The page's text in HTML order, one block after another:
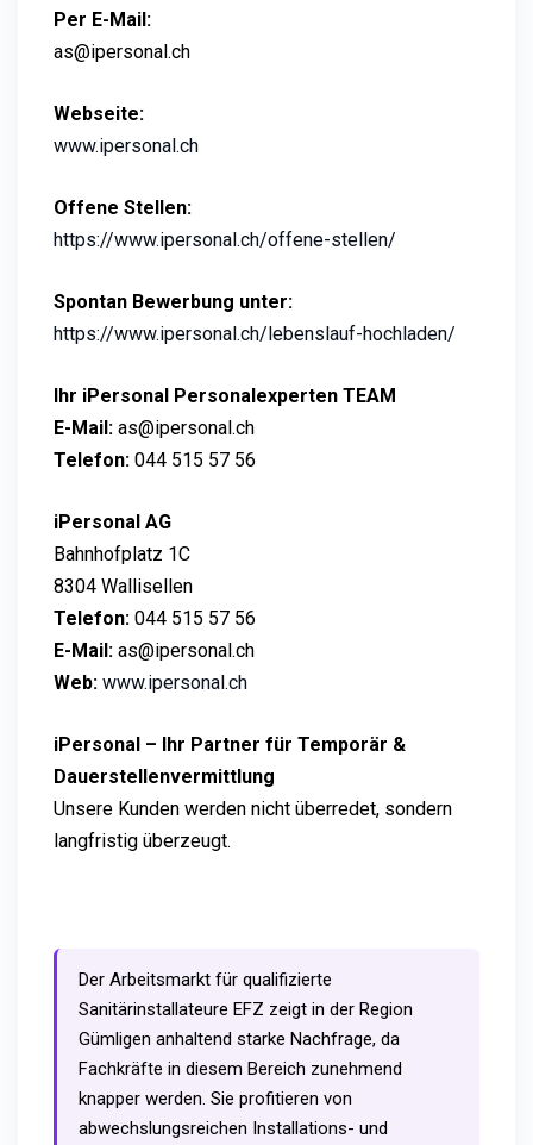
Per E-Mail:
as@ipersonal.ch
Webseite:
www.ipersonal.ch
Offene Stellen:
https://www.ipersonal.ch/offene-stellen/
Spontan Bewerbung unter:
https://www.ipersonal.ch/lebenslauf-hochladen/
Ihr iPersonal Personalexperten TEAM
E-Mail: as@ipersonal.ch
Telefon: 044 515 57 56
iPersonal AG
Bahnhofplatz 1C
8304 Wallisellen
Telefon: 044 515 57 56
E-Mail: as@ipersonal.ch
Web: www.ipersonal.ch
iPersonal – Ihr Partner für Temporär &
Dauerstellenvermittlung
Unsere Kunden werden nicht überredet, sondern
langfristig überzeugt.
Der Arbeitsmarkt für qualifizierte
Sanitärinstallateure EFZ zeigt in der Region
Gümligen anhaltend starke Nachfrage, da
Fachkräfte in diesem Bereich zunehmend
knapper werden. Sie profitieren von
abwechslungsreichen Installations- und